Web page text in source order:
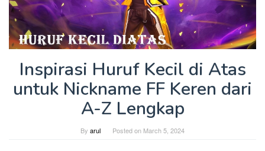
Inspirasi Huruf Kecil di Atas
untuk Nickname FF Keren dari
A-Z Lengkap
By arul Posted on March 5, 2024